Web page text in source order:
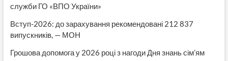
служби ГО «ВПО України»
Вступ-2026: до зарахування рекомендовані 212 837
випускників, — МОН
Грошова допомога у 2026 році з нагоди Дня знань сім’ям